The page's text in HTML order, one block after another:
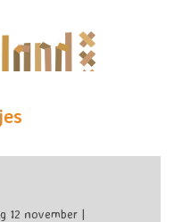
12 november |